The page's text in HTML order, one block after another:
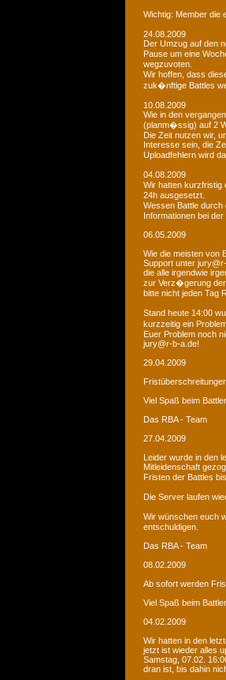
Wichtig: Member die
24.08.2009
Der Umzug auf den
Pause um eine
wegzuvoten.
Wir hoffen, dass
zuk�nftige Battles
10.08.2009
Wie in den
(planm�ssig) auf 2
Die Zeit nutzen wir,
Interesse sein, die
Uploadfehlern wird
04.08.2009
Wir hatten kurzfristig
24h ausgesetzt.
Wessen Battle
Informationen bei
06.05.2009
Wie die meisten von
Support unter
die alle irgendwie
zur Verz�gerung der
bitte nicht jeden Tag
Stand heute 14:00
kurzzeitig ein
Euer Problem noch
jury@r-b-a.de!
29.04.2009
Viel Spaß beim
Das RBA - Team
27.04.2009
Leider wurde in den
Mitleidenschaft
Fristen der Battles
Die Server laufen
Wir wünschen euch
entschuldigen.
Das RBA - Team
08.02.2009
Ab sofort werden
Viel Spaß beim
04.02.2009
Wir hatten in den
jetzt ist wieder alles
Samstag, 07.02.
dran ist, bis dahin